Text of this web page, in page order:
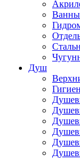
Ванны
Душ